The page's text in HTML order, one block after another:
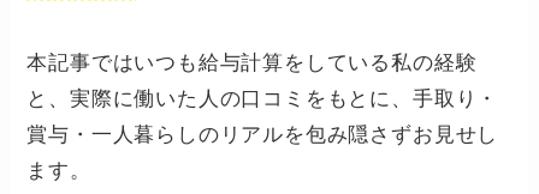
本記事ではいつも給与計算をしている私の経験
と、実際に働いた人の口コミをもとに、手取り・
賞与・一人暮らしのリアルを包み隠さずお見せし
ます。